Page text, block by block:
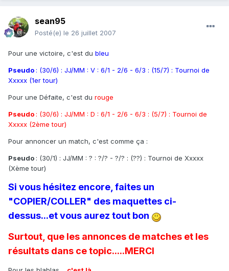
sean95
Posté(e) le 26 juillet 2007
Pour une victoire, c'est du bleu
Pseudo : (30/6) : JJ/MM : V : 6/1 - 2/6 - 6/3 : (15/7) : Tournoi de
Xxxxx (1er tour)
Pour une Défaite, c'est du rouge
Pseudo : (30/6) : JJ/MM : D : 6/1 - 2/6 - 6/3 : (5/7) : Tournoi de
Xxxxx (2ème tour)
Pour annoncer un match, c'est comme ça :
Pseudo : (30/1) : JJ/MM : ? : ?/? - ?/? : (??) : Tournoi de Xxxxx
(Xème tour)
Si vous hésitez encore, faites un
"COPIER/COLLER" des maquettes ci-
dessus...et vous aurez tout bon
Surtout, que les annonces de matches et les
résultats dans ce topic.....MERCI